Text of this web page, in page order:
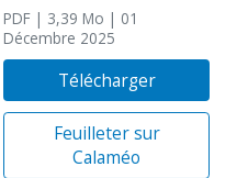
PDF | 3,39 Mo | 01
Décembre 2025
Télécharger
Feuilleter sur
Calaméo